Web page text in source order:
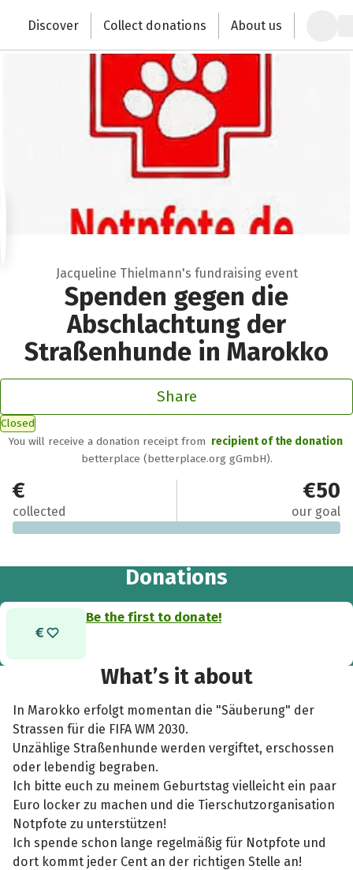
Change the world with your donation
Discover Collect donations About us
Jacqueline Thielmann's fundraising event
Spenden gegen die
Abschlachtung der
Straßenhunde in Marokko
Share
Closed
You will receive a donation receipt from recipient of the donation
betterplace (betterplace.org gGmbH).
Close
€0
collected
€50
our goal
Donations
Be the first to donate!
What’s it about
In Marokko erfolgt momentan die "Säuberung" der
Strassen für die FIFA WM 2030.
Unzählige Straßenhunde werden vergiftet, erschossen
oder lebendig begraben.
Ich bitte euch zu meinem Geburtstag vielleicht ein paar
Euro locker zu machen und die Tierschutzorganisation
Notpfote zu unterstützen!
Ich spende schon lange regelmäßig für Notpfote und
dort kommt jeder Cent an der richtigen Stelle an!